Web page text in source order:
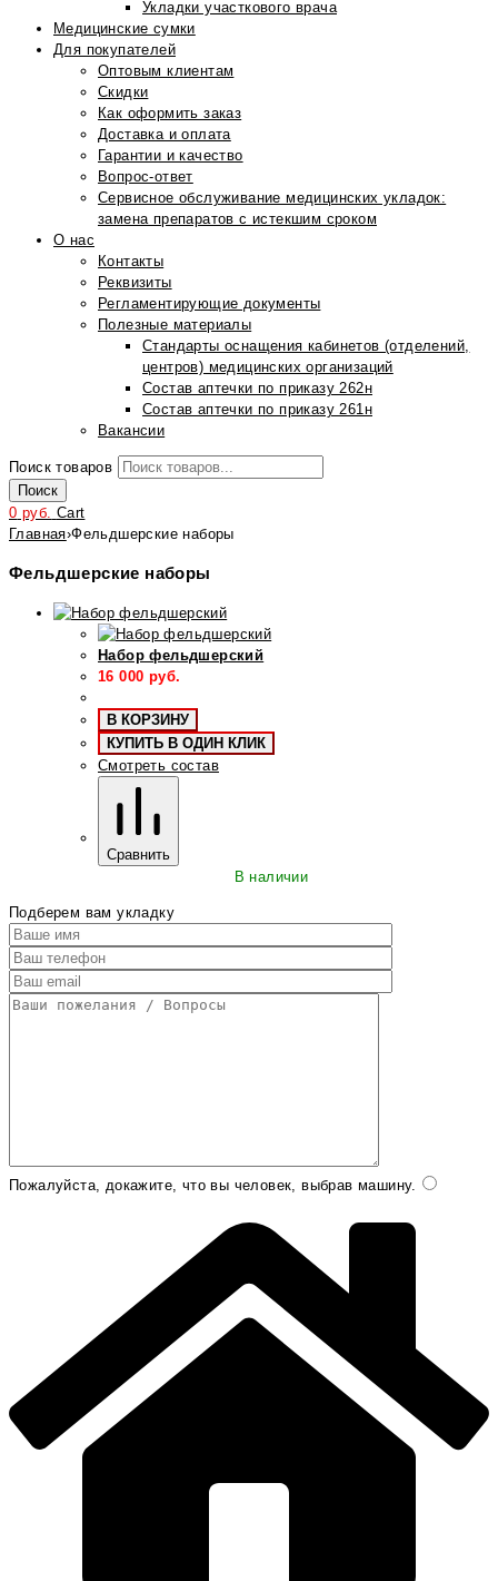
Укладки участкового врача
Медицинские сумки
Для покупателей
Оптовым клиентам
Скидки
Как оформить заказ
Доставка и оплата
Гарантии и качество
Вопрос-ответ
Сервисное обслуживание медицинских укладок:
замена препаратов с истекшим сроком
О нас
Контакты
Реквизиты
Регламентирующие документы
Полезные материалы
Стандарты оснащения кабинетов (отделений,
центров) медицинских организаций
Состав аптечки по приказу 262н
Состав аптечки по приказу 261н
Вакансии
Поиск товаров
Поиск
0 руб. Cart
Главная›Фельдшерские наборы
Фельдшерские наборы
Набор фельдшерский
16 000 руб.
В КОРЗИНУ
КУПИТЬ В ОДИН КЛИК
Смотреть состав
Сравнить
В наличии
Подберем вам укладку
Пожалуйста, докажите, что вы человек, выбрав машину.